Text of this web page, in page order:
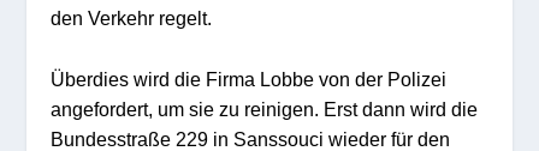
den Verkehr regelt.
Überdies wird die Firma Lobbe von der Polizei
angefordert, um sie zu reinigen. Erst dann wird die
Bundesstraße 229 in Sanssouci wieder für den